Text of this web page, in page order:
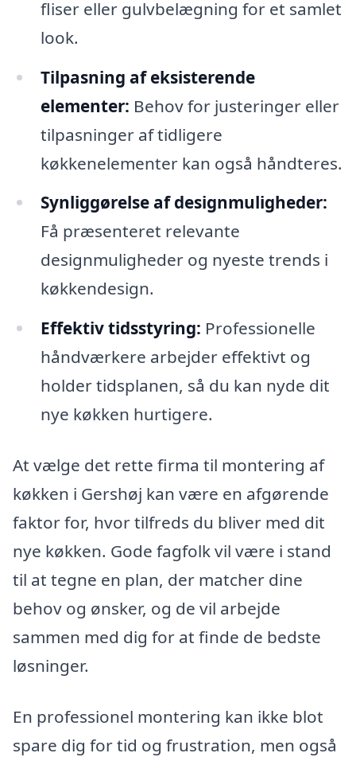
fliser eller gulvbelægning for et samlet
look.
Tilpasning af eksisterende
elementer: Behov for justeringer eller
tilpasninger af tidligere
køkkenelementer kan også håndteres.
Synliggørelse af designmuligheder:
Få præsenteret relevante
designmuligheder og nyeste trends i
køkkendesign.
Effektiv tidsstyring: Professionelle
håndværkere arbejder effektivt og
holder tidsplanen, så du kan nyde dit
nye køkken hurtigere.
At vælge det rette firma til montering af
køkken i Gershøj kan være en afgørende
faktor for, hvor tilfreds du bliver med dit
nye køkken. Gode fagfolk vil være i stand
til at tegne en plan, der matcher dine
behov og ønsker, og de vil arbejde
sammen med dig for at finde de bedste
løsninger.
En professionel montering kan ikke blot
spare dig for tid og frustration, men også